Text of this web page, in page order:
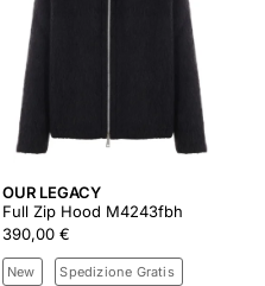
OUR LEGACY
Full Zip Hood M4243fbh
390,00 €
New Spedizione Gratis